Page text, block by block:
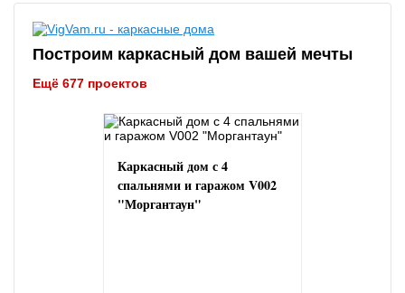
Построим каркасный дом вашей мечты
Ещё 677 проектов
Каркасный дом с 4
спальнями и гаражом V002
"Моргантаун"